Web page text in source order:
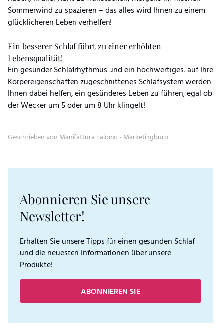
Sommerwind zu spazieren – das alles wird Ihnen zu einem
glücklicheren Leben verhelfen!
Ein besserer Schlaf führt zu einer erhöhten
Lebensqualität!
Ein gesunder Schlafrhythmus und ein hochwertiges, auf Ihre
Körpereigenschaften zugeschnittenes Schlafsystem werden
Ihnen dabei helfen, ein gesünderes Leben zu führen, egal ob
der Wecker um 5 oder um 8 Uhr klingelt!
Geschrieben von Manifattura Falomo - Marketingbüro
Abonnieren Sie unsere
Newsletter!
Erhalten Sie unsere Tipps für einen gesunden Schlaf
und die neuesten Informationen über unsere
Produkte!
ABONNIEREN SIE